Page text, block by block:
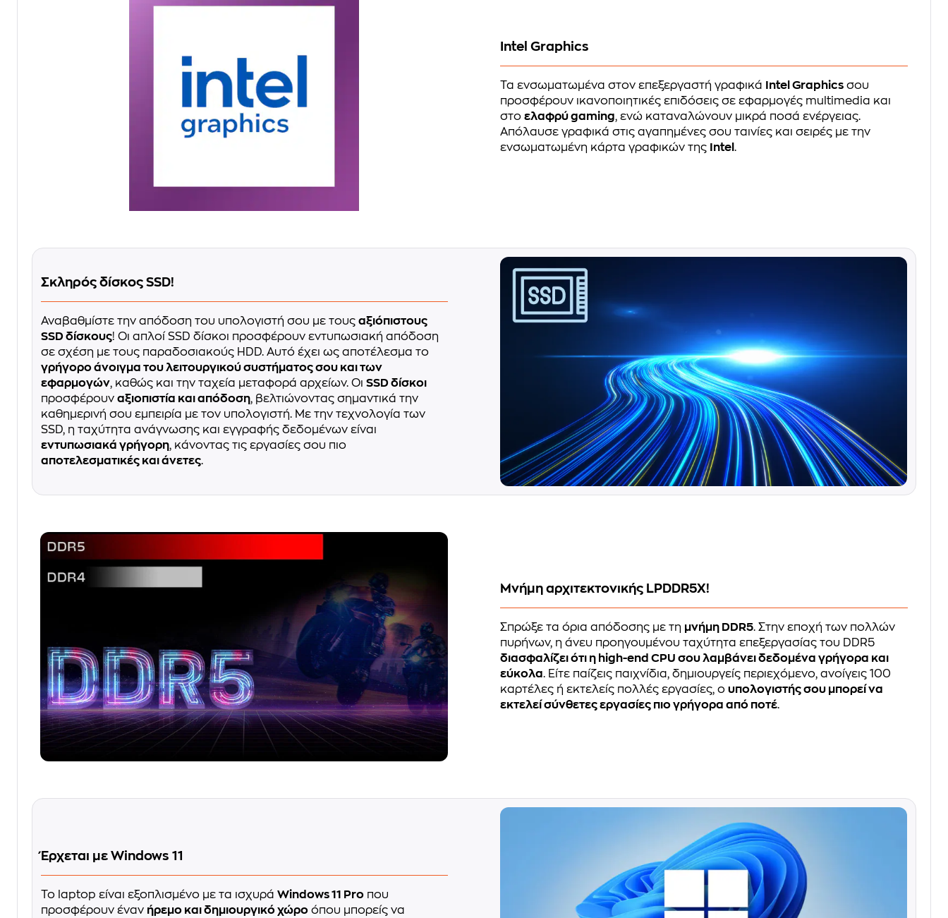
Intel Graphics
Τα ενσωματωμένα στον επεξεργαστή γραφικά Intel Graphics σου
προσφέρουν ικανοποιητικές επιδόσεις σε εφαρμογές multimedia και
στοελαφρύ gaming, ενώ καταναλώνουν μικρά ποσά ενέργειας.
Απόλαυσε γραφικά στις αγαπημένες σου ταινίες και σειρές με την
ενσωματωμένη κάρτα γραφικών της
Intel.
Σκληρός δίσκος SSD!
Αναβαθμίστε την απόδοση του υπολογιστή σου με τους αξιόπιστους
SSD δίσκους! Οι απλοί SSD δίσκοι προσφέρουν εντυπωσιακή απόδοση
σε σχέση με τους παραδοσιακούς HDD. Αυτό έχει ως αποτέλεσμα το
γρήγορο άνοιγμα του λειτουργικού συστήματος σου και των
εφαρμογών, καθώς και την ταχεία μεταφορά αρχείων. Οι SSD δίσκοι
προσφέρουν αξιοπιστία και απόδοση, βελτιώνοντας σημαντικά την
καθημερινή σου εμπειρία με τον υπολογιστή. Με την τεχνολογία των
SSD, η ταχύτητα ανάγνωσης και εγγραφής δεδομένων είναι
εντυπωσιακά γρήγορη, κάνοντας τις εργασίες σου πιο
αποτελεσματικές και άνετες.
Μνήμη αρχιτεκτονικής LPDDR5X!
Σπρώξε τα όρια απόδοσης με τη μνήμη DDR5. Στην εποχή των πολλών
πυρήνων, η άνευ προηγουμένου ταχύτητα επεξεργασίας του DDR5
διασφαλίζει ότι η high-end CPU σου λαμβάνει δεδομένα γρήγορα και
εύκολα. Είτε παίζεις παιχνίδια, δημιουργείς περιεχόμενο, ανοίγεις 100
καρτέλες ή εκτελείς πολλές εργασίες, ουπολογιστής σου μπορεί να
εκτελεί σύνθετες εργασίες πιο γρήγορα από ποτέ.
Έρχεται με Windows 11
Το laptop είναι εξοπλισμένο με τα ισχυρά Windows 11 Pro που
προσφέρουν έναν ήρεμο και δημιουργικό χώρο όπου μπορείς να